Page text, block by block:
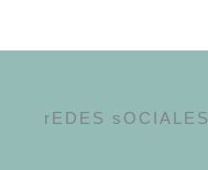
rEDES sOCIALES